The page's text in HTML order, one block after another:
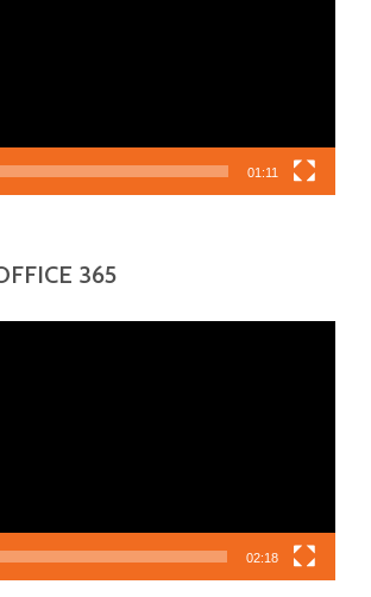
01:11
365
02:18